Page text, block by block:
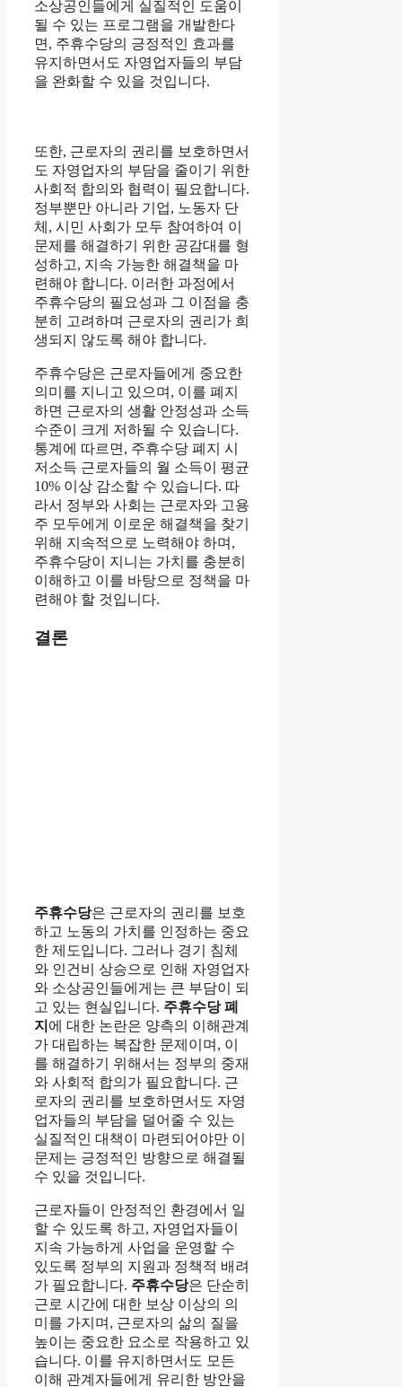
소상공인들에게 실질적인 도움이
될 수 있는 프로그램을 개발한다
면, 주휴수당의 긍정적인 효과를
유지하면서도 자영업자들의 부담
을 완화할 수 있을 것입니다.
또한, 근로자의 권리를 보호하면서
도 자영업자의 부담을 줄이기 위한
사회적 합의와 협력이 필요합니다.
정부뿐만 아니라 기업, 노동자 단
체, 시민 사회가 모두 참여하여 이
문제를 해결하기 위한 공감대를 형
성하고, 지속 가능한 해결책을 마
련해야 합니다. 이러한 과정에서
주휴수당의 필요성과 그 이점을 충
분히 고려하며 근로자의 권리가 희
생되지 않도록 해야 합니다.
주휴수당은 근로자들에게 중요한
의미를 지니고 있으며, 이를 폐지
하면 근로자의 생활 안정성과 소득
수준이 크게 저하될 수 있습니다.
통계에 따르면, 주휴수당 폐지 시
저소득 근로자들의 월 소득이 평균
10% 이상 감소할 수 있습니다. 따
라서 정부와 사회는 근로자와 고용
주 모두에게 이로운 해결책을 찾기
위해 지속적으로 노력해야 하며,
주휴수당이 지니는 가치를 충분히
이해하고 이를 바탕으로 정책을 마
련해야 할 것입니다.
결론
주휴수당은 근로자의 권리를 보호
하고 노동의 가치를 인정하는 중요
한 제도입니다. 그러나 경기 침체
와 인건비 상승으로 인해 자영업자
와 소상공인들에게는 큰 부담이 되
고 있는 현실입니다. 주휴수당 폐
지 에 대한 논란은 양측의 이해관계
가 대립하는 복잡한 문제이며, 이
를 해결하기 위해서는 정부의 중재
와 사회적 합의가 필요합니다. 근
로자의 권리를 보호하면서도 자영
업자들의 부담을 덜어줄 수 있는
실질적인 대책이 마련되어야만 이
문제는 긍정적인 방향으로 해결될
수 있을 것입니다.
근로자들이 안정적인 환경에서 일
할 수 있도록 하고, 자영업자들이
지속 가능하게 사업을 운영할 수
있도록 정부의 지원과 정책적 배려
가 필요합니다. 주휴수당은 단순히
근로 시간에 대한 보상 이상의 의
미를 가지며, 근로자의 삶의 질을
높이는 중요한 요소로 작용하고 있
습니다. 이를 유지하면서도 모든
이해 관계자들에게 유리한 방안을